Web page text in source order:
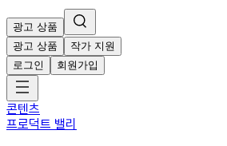
광고 상품
광고 상품
작가 지원
로그인
회원가입
콘텐츠
프로덕트 밸리